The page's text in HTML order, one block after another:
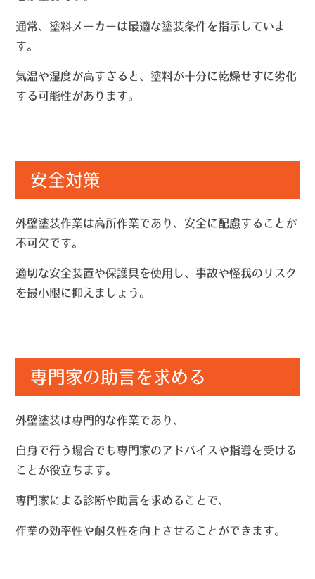
通常、塗料メーカーは最適な塗装条件を指示していま
す。
気温や湿度が高すぎると、塗料が十分に乾燥せずに劣化
する可能性があります。
安全対策
外壁塗装作業は高所作業であり、安全に配慮することが
不可欠です。
適切な安全装置や保護具を使用し、事故や怪我のリスク
を最小限に抑えましょう。
専門家の助言を求める
外壁塗装は専門的な作業であり、
自身で行う場合でも専門家のアドバイスや指導を受ける
ことが役立ちます。
専門家による診断や助言を求めることで、
作業の効率性や耐久性を向上させることができます。